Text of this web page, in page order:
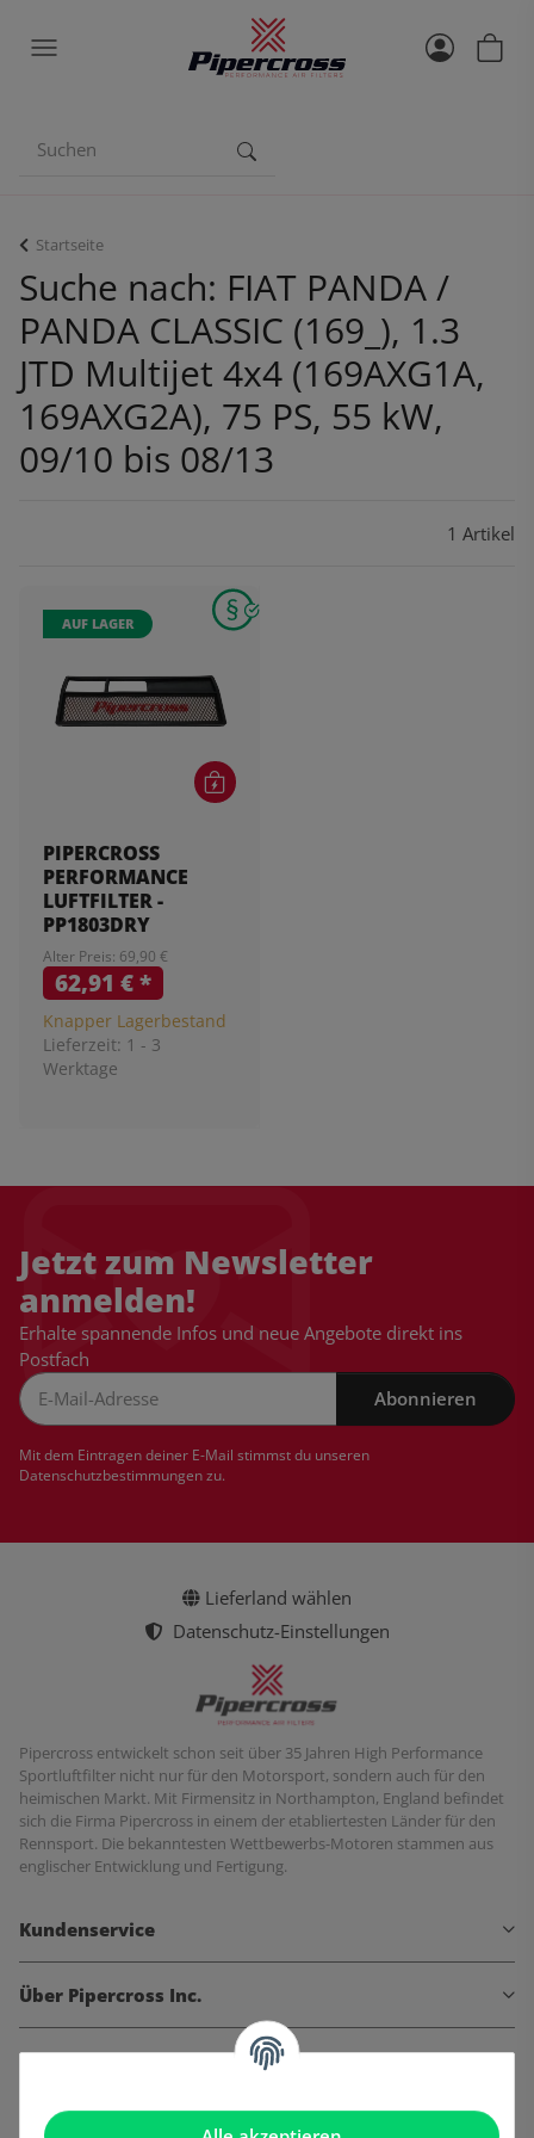
Startseite
Suche nach: FIAT PANDA /
PANDA CLASSIC (169_), 1.3
JTD Multijet 4x4 (169AXG1A,
169AXG2A), 75 PS, 55 kW,
09/10 bis 08/13
1 Artikel
AUF LAGER
PIPERCROSS
PERFORMANCE
LUFTFILTER -
PP1803DRY
Alter Preis: 69,90 €
62,91 €*
Knapper Lagerbestand
Lieferzeit: 1 - 3
Werktage
Jetzt zum Newsletter
anmelden!
Erhalte spannende Infos und neue Angebote direkt ins
Postfach
Abonnieren
Mit dem Eintragen deiner E-Mail stimmst du unseren
Datenschutzbestimmungenzu.
Lieferland wählen
Datenschutz-Einstellungen
Pipercross entwickelt schon seit über 35 Jahren High Performance
Sportluftfilter nicht nur für den Motorsport, sondern auch für den
heimischen Markt. Mit Firmensitz in Northampton, England befindet
sich die Firma Pipercross in einem der etabliertesten Länder für den
Rennsport. Die bekanntesten Wettbewerbs-Motoren stammen aus
englischer Entwicklung und Fertigung.
Kundenservice
Über Pipercross Inc.
Informationen
Gesetzliche Informationen